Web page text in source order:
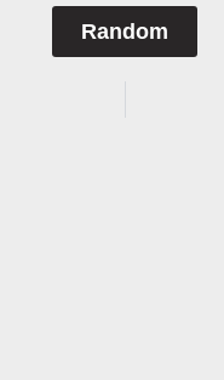
Random